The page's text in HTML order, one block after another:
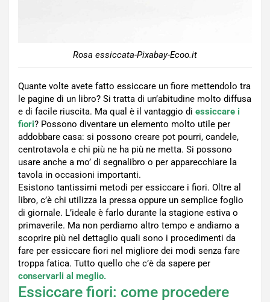
Rosa essiccata-Pixabay-Ecoo.it
Quante volte avete fatto essiccare un fiore mettendolo tra
le pagine di un libro? Si tratta di un’abitudine molto diffusa
e di facile riuscita. Ma qual è il vantaggio di essiccare i
fiori? Possono diventare un elemento molto utile per
addobbare casa: si possono creare pot pourri, candele,
centrotavola e chi più ne ha più ne metta. Si possono
usare anche a mo’ di segnalibro o per apparecchiare la
tavola in occasioni importanti.
Esistono tantissimi metodi per essiccare i fiori. Oltre al
libro, c’è chi utilizza la pressa oppure un semplice foglio
di giornale. L’ideale è farlo durante la stagione estiva o
primaverile. Ma non perdiamo altro tempo e andiamo a
scoprire più nel dettaglio quali sono i procedimenti da
fare per essiccare fiori nel migliore dei modi senza fare
troppa fatica. Tutto quello che c’è da sapere per
conservarli al meglio.
Essiccare fiori: come procedere